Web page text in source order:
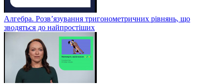
Алгебра. Розв’язування тригонометричних рівнянь, що
зводяться до найпростіших